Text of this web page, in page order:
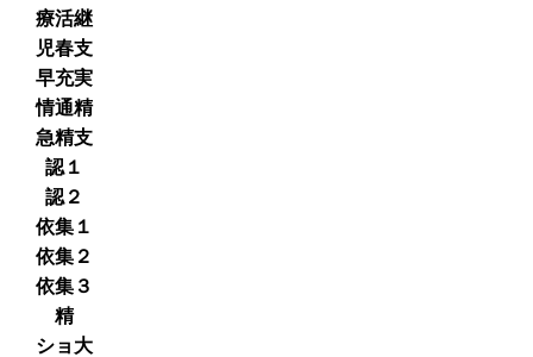
療活継
児春支
早充実
情通精
急精支
認１
認２
依集１
依集２
依集３
精
ショ大